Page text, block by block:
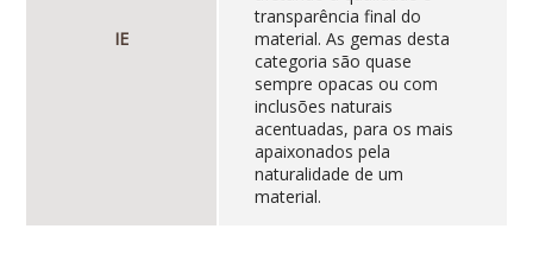
IE
transparência final do
material. As gemas desta
categoria são quase
sempre opacas ou com
inclusões naturais
acentuadas, para os mais
apaixonados pela
naturalidade de um
material.